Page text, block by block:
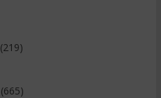
(219)
(665)